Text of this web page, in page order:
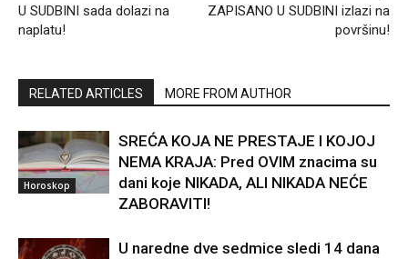
U SUDBINI sada dolazi na
naplatu!
ZAPISANO U SUDBINI izlazi na
površinu!
RELATED ARTICLES MORE FROM AUTHOR
Horoskop
SREĆA KOJA NE PRESTAJE I KOJOJ
NEMA KRAJA: Pred OVIM znacima su
dani koje NIKADA, ALI NIKADA NEĆE
ZABORAVITI!
U naredne dve sedmice sledi 14 dana